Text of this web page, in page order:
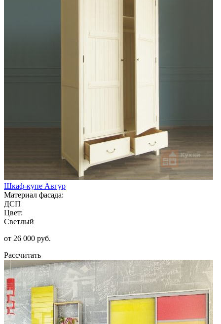
Шкаф-купе Авгур
Материал фасада:
ДСП
Цвет:
Светлый
от 26 000 руб.
Рассчитать